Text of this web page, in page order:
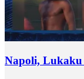
Napoli, Lukaku